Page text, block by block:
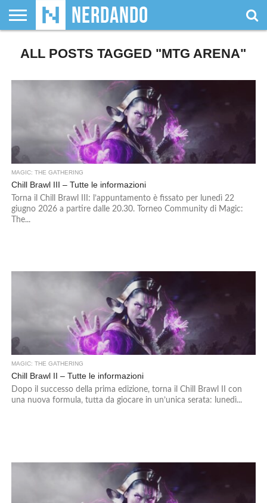
SIAMO
GIOCHI
DA
GIOCHI
DI
VIDEOGAMES
FILM
&
FUMETTI
& LIBRI
MAGIC:
THE
DUNGEONS
&
WRESTLING
NERDANDO
AWARDS
I
BOLLINI
ALL POSTS TAGGED "MTG ARENA"
MAGIC: THE GATHERING
Chill Brawl III – Tutte le informazioni
Torna il Chill Brawl III: l’appuntamento è fissato per lunedì 22
giugno 2026 a partire dalle 20.30. Torneo Community di Magic:
The...
MAGIC: THE GATHERING
Chill Brawl II – Tutte le informazioni
Dopo il successo della prima edizione, torna il Chill Brawl II con
una nuova formula, tutta da giocare in un’unica serata: lunedì...